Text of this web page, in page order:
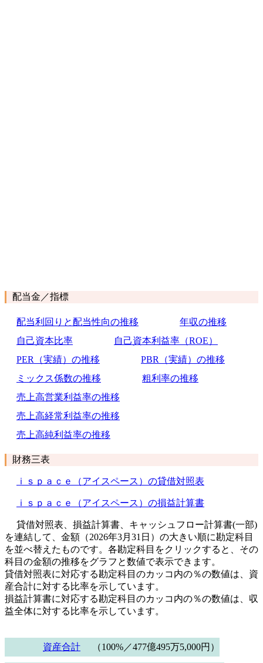
配当金／指標
配当利回りと配当性向の推移
年収の推移
自己資本比率
自己資本利益率（ROE）
PER（実績）の推移
PBR（実績）の推移
ミックス係数の推移
粗利率の推移
売上高営業利益率の推移
売上高経常利益率の推移
売上高純利益率の推移
財務三表
ｉｓｐａｃｅ（アイスペース）の貸借対照表
ｉｓｐａｃｅ（アイスペース）の損益計算書
貸借対照表、損益計算書、キャッシュフロー計算書(一部)
を連結して、金額（2026年3月31日）の大きい順に勘定科目
を並べ替えたものです。各勘定科目をクリックすると、その
科目の金額の推移をグラフと数値で表示できます。
貸借対照表に対応する勘定科目のカッコ内の％の数値は、資
産合計に対する比率を示しています。
損益計算書に対応する勘定科目のカッコ内の％の数値は、収
益全体に対する比率を示しています。
資産合計 （100%／477億495万5,000円）